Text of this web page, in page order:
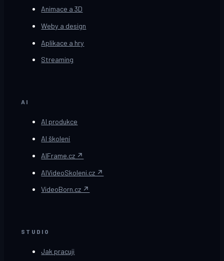
Animace a 3D
Weby a design
Aplikace a hry
Streaming
AI
AI produkce
AI školení
AIFrame.cz ↗
AIVideoSkoleni.cz ↗
VideoBorn.cz ↗
STUDIO
Jak pracuji